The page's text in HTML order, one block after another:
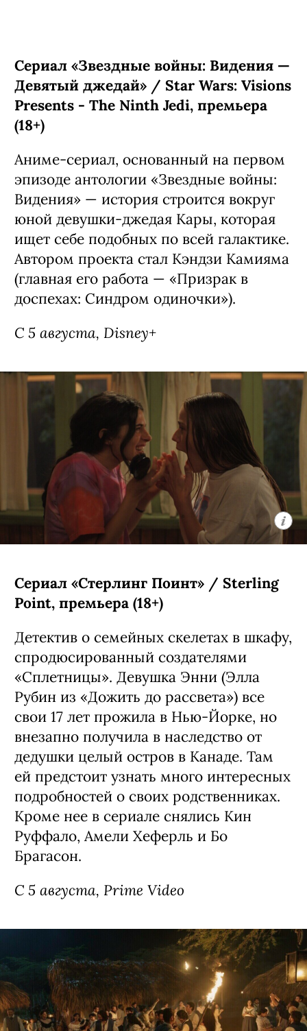
Сериал «Звездные войны: Видения —
Девятый джедай» / Star Wars: Visions
Presents - The Ninth Jedi, премьера
Аниме-сериал, основанный на первом
эпизоде антологии «Звездные войны:
Видения» — история строится вокруг
юной девушки-джедая Кары, которая
ищет себе подобных по всей галактике.
Автором проекта стал Кэндзи Камияма
(главная его работа — «Призрак в
доспехах: Синдром одиночки»).
Сериал «Стерлинг Поинт» / Sterling
Point, премьера (18+)
Детектив о семейных скелетах в шкафу,
спродюсированный создателями
«Сплетницы». Девушка Энни (Элла
свои 17 лет прожила в Нью-Йорке, но
внезапно получила в наследство от
дедушки целый остров в Канаде. Там
ей предстоит узнать много интересных
подробностей о своих родственниках.